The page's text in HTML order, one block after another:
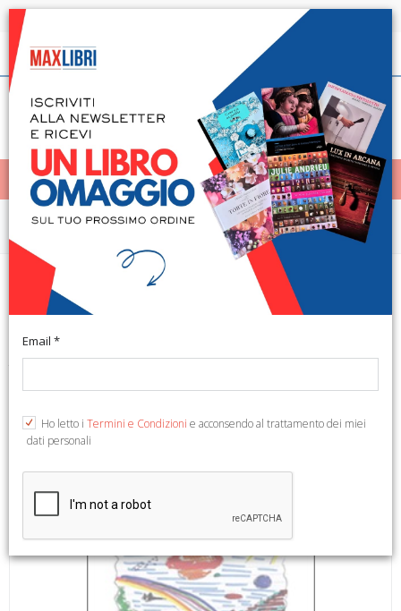
Spedizione in 24h per tutti i libri disponibili
Italiano
< Home
MENÙ
Le logiche di Frank. Dalla
precarietà allo Zimbabwe
Email *
Ho letto i Termini e Condizioni e acconsendo al trattamento dei miei
dati personali